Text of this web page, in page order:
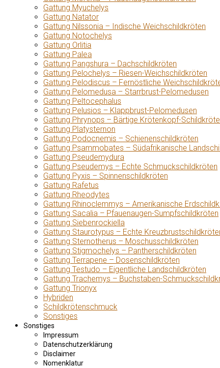
Gattung Myuchelys
Gattung Natator
Gattung Nilssonia – Indische Weichschildkröten
Gattung Notochelys
Gattung Orlitia
Gattung Palea
Gattung Pangshura – Dachschildkröten
Gattung Pelochelys – Riesen-Weichschildkröten
Gattung Pelodiscus – Fernöstliche
Gattung Pelomedusa – Starrbrust-Pelomedusen
Gattung Peltocephalus
Gattung Pelusios – Klappbrust-Pelomedusen
Gattung Phrynops – Bärtige Krötenkopf-
Gattung Platysternon
Gattung Podocnemis – Schienenschildkröten
Gattung Psammobates – Südafrikanische
Gattung Pseudemydura
Gattung Pseudemys – Echte Schmuckschildkröten
Gattung Pyxis – Spinnenschildkröten
Gattung Rafetus
Gattung Rheodytes
Gattung Rhinoclemmys – Amerikanische
Gattung Sacalia – Pfauenaugen-Sumpfschildkröten
Gattung Siebenrockiella
Gattung Staurotypus – Echte
Gattung Sternotherus – Moschusschildkröten
Gattung Stigmochelys – Pantherschildkröten
Gattung Terrapene – Dosenschildkröten
Gattung Testudo – Eigentliche Landschildkröten
Gattung Trachemys – Buchstaben-
Gattung Trionyx
Hybriden
Schildkrötenschmuck
Sonstiges
Sonstiges
Impressum
Datenschutzerklärung
Disclaimer
Nomenklatur